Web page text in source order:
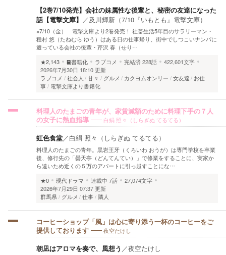
【2巻7/10発売】会社の妹属性な後輩と、秘密の友達になった
話【電撃文庫】 ／及川輝新（7/10『いもとも』電撃文庫）
※7/10（金） 電撃文庫より2巻発売！ 社畜生活5年目のサラリーマン・
種村 悠（たねむら ゆう）はある日の仕事帰り、街中でしつこいナンパに
遭っている会社の後輩・芹沢 春（せり…
★2,143
書籍化 ラブコメ 完結済 228話
422,601文字
2026年7月30日 18:10 更新
ラブコメ
社会人 甘々 グルメ カクヨムオンリー 女友達
お仕
事
電撃文庫より書籍化
料理人のたまごの青年が、家賃減額のために料理下手の７人
の女子に熱血指導
白絹 照々（しらぎぬ てるてる）
虹色食堂／白絹 照々（しらぎぬ てるてる）
料理人のたまごの青年。黒岩王牙（くろいわ おうが）は専門学校を卒業
後、修行先の「曇天亭（どんてんてい）」で修業をすることに、実家か
ら遠いため近くの５万のアパートに引っ越すことにな…
★0
現代ドラマ 連載中 7話
27,074文字
2026年7月29日 07:37 更新
群馬県
グルメ 仕事 隣人
コーヒーショップ「風」は心に寄り添う一杯のコーヒーをご
提供しております
夜空たけし
朝凪はアロマを奏で、風想う ／夜空たけし